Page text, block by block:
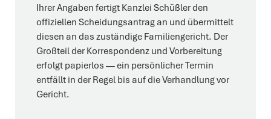
Ihrer Angaben fertigt Kanzlei Schüßler den
offiziellen Scheidungsantrag an und übermittelt
diesen an das zuständige Familiengericht. Der
Großteil der Korrespondenz und Vorbereitung
erfolgt papierlos — ein persönlicher Termin
entfällt in der Regel bis auf die Verhandlung vor
Gericht.